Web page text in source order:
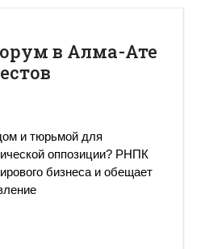
в Алма-Ате
и тюрьмой для
оппозиции? РНПК
бизнеса и обещает